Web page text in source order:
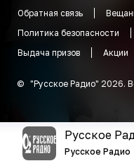
Обратная связь
Политика безопасности
Выдача призов
Акции
© "Русское Радио" 2026.
Русское
Русское Радио